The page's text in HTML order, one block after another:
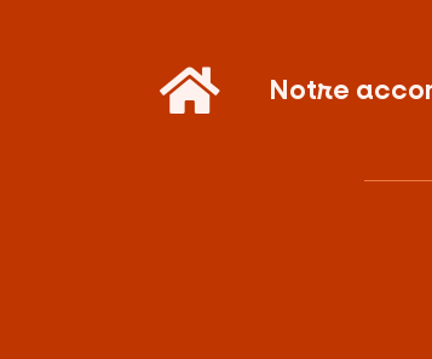
Notre